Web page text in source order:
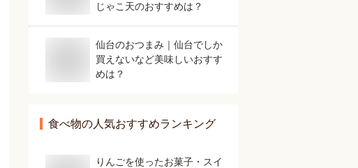
じゃこ天のおすすめは？
仙台のおつまみ｜仙台でしか
買えないなど美味しいおすす
めは？
食べ物の人気おすすめランキング
りんごを使ったお菓子・スイ